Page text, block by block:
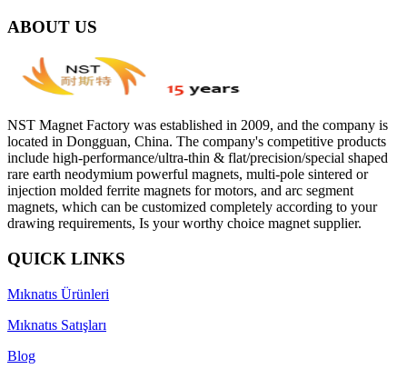
ABOUT US
NST Magnet Factory was established in 2009, and the company is
located in Dongguan, China. The company's competitive products
include high-performance/ultra-thin & flat/precision/special shaped
rare earth neodymium powerful magnets, multi-pole sintered or
injection molded ferrite magnets for motors, and arc segment
magnets, which can be customized completely according to your
drawing requirements, Is your worthy choice magnet supplier.
QUICK LINKS
Mıknatıs Ürünleri
Mıknatıs Satışları
Blog